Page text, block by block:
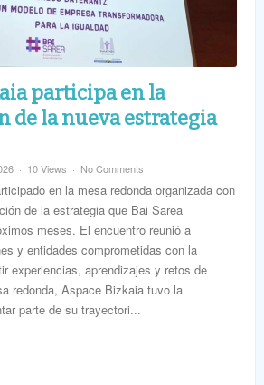
participa en la
de la nueva estrategia
10 Views No Comments
en la mesa redonda organizada con
de la estrategia que Bai Sarea
meses. El encuentro reunió a
y entidades comprometidas con la
experiencias, aprendizajes y retos de
redonda, Aspace Bizkaia tuvo la
parte de su trayectori...